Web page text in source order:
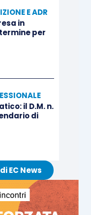
definitiva
corte
prevedeva la
di
sentenza di
per oggetto
numero di
modo,
concordatario
.
ricordato
forzata (o
E ADR
in
per
il D.M. n.
di
EC News